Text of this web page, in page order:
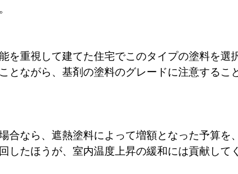
を重視して建てた住宅でこのタイプの塗料を選
とながら、基剤の塗料のグレードに注意するこ
合なら、遮熱塗料によって増額となった予算を
したほうが、室内温度上昇の緩和には貢献して